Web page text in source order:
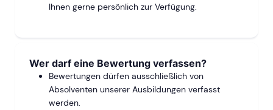
Ihnen gerne persönlich zur Verfügung.
Wer darf eine Bewertung verfassen?
Bewertungen dürfen ausschließlich von
Absolventen unserer Ausbildungen verfasst
werden.